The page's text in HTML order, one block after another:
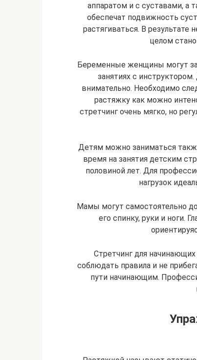
аппаратом и с суставами, а
обеспечат подвижность
растягиваться. В результате
целом
Беременные женщины могут
занятиях с
внимательно. Необходимо
растяжку как можно
стретчинг очень мягко, но
Детям можно заниматься
время на занятия детским
половиной лет. Для
нагрузок
Мамы могут самостоятельно
его спинку, руки и ноги.
Стретчинг для
соблюдать правила и не
пути начинающим.